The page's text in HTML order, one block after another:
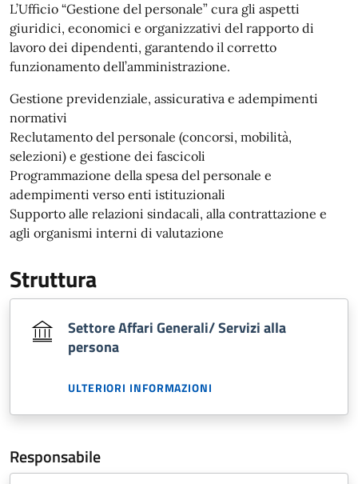
L’Ufficio “Gestione del personale” cura gli aspetti
giuridici, economici e organizzativi del rapporto di
lavoro dei dipendenti, garantendo il corretto
funzionamento dell’amministrazione.
Gestione previdenziale, assicurativa e adempimenti
normativi
Reclutamento del personale (concorsi, mobilità,
selezioni) e gestione dei fascicoli
Programmazione della spesa del personale e
adempimenti verso enti istituzionali
Supporto alle relazioni sindacali, alla contrattazione e
agli organismi interni di valutazione
Struttura
Settore Affari Generali/ Servizi alla
persona
ULTERIORI INFORMAZIONI
Responsabile